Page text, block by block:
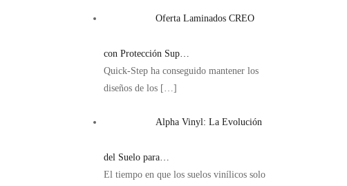
Oferta Laminados CREO
con Protección Sup…
Quick-Step ha conseguido mantener los
diseños de los […]
Alpha Vinyl: La Evolución
del Suelo para…
El tiempo en que los suelos vinílicos solo